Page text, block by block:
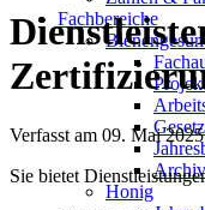
Fachbereiche
Honig
Verfasst am 09. Mai 2025
Sie bietet